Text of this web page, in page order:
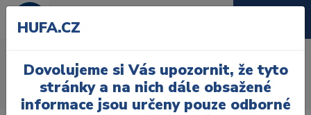
Úvod Zuby
AcryRock
AcryRock distální D 8 ks D41-A, B2
HUFA.CZ
Dovolujeme si Vás upozornit, že tyto
stránky a na nich dále obsažené
informace jsou určeny pouze odborné